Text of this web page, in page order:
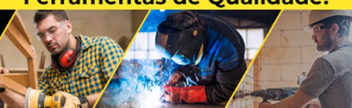
5º serra circular
6 º fio
7º serra copo
3º esmerilhadeira
escada
5 º serra circular